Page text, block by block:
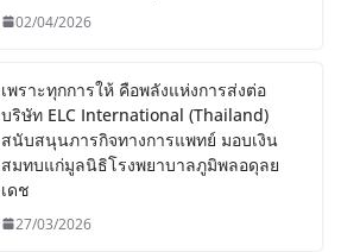
02/04/2026
เพราะทุกการให้ คือพลังแห่งการส่งต่อ
บริษัท ELC International (Thailand)
สนับสนุนภารกิจทางการแพทย์ มอบเงิน
สมทบแก่มูลนิธิโรงพยาบาลภูมิพลอดุลย
เดช
27/03/2026